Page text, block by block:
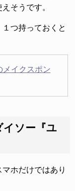
そうです。
つ持っておくと
イクスポン
ソー『ユ
ホだけではあり